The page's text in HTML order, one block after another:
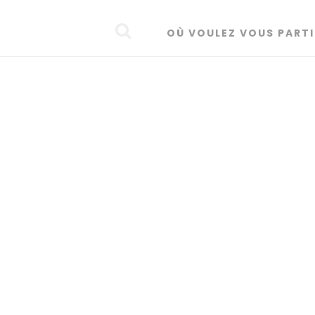
OÙ VOULEZ VOUS